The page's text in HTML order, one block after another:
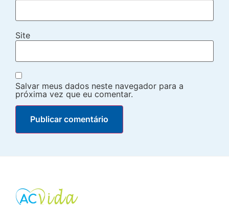
Site
Salvar meus dados neste navegador para a
próxima vez que eu comentar.